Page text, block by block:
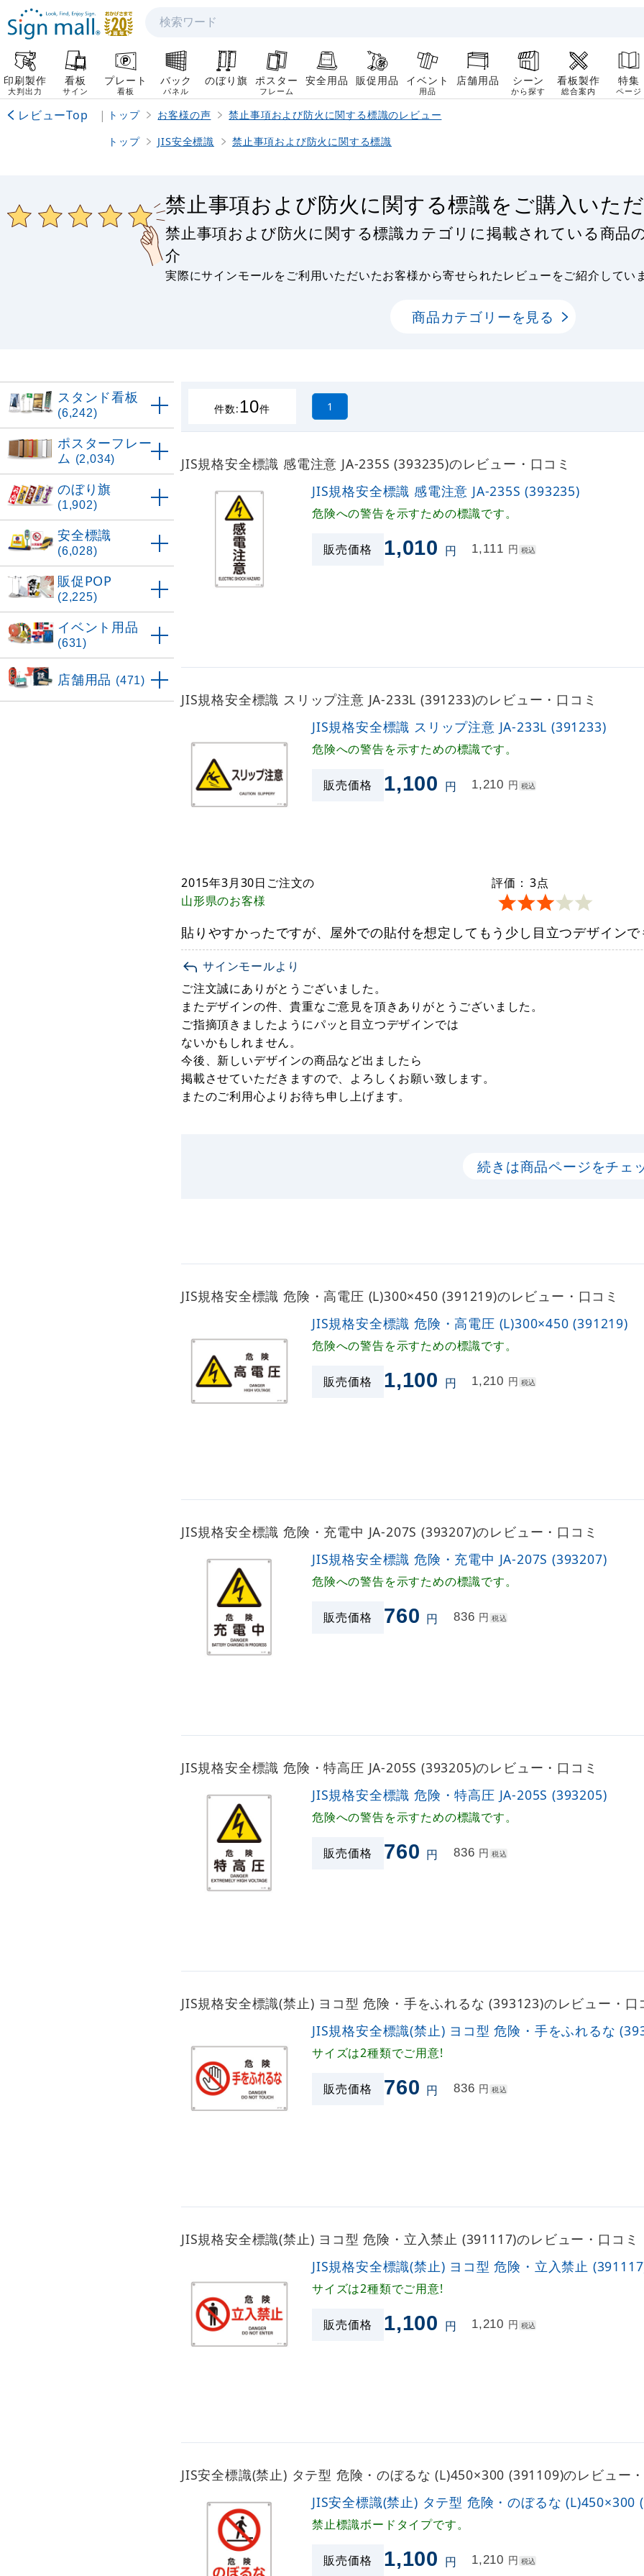
検索
印刷製作
大判出力
看板
サイン
プレート
看板
バック
パネル
のぼり旗 ポスター
フレーム
安全用品 販促用品 イベント
用品
店舗用品 シーン
から探す
看板製作
総合案内
特集
ページ
レビューTop | トップ お客様の声
禁止事項および防火に関する標識のレビュー
トップ
JIS安全標識 禁止事項および防火に関する標識
禁止事項および防火に関する標識をご購入いた
禁止事項および防火に関する標識カテゴリに掲載されている商品
介
実際にサインモールをご利用いただいたお客様から寄せられたレビューをご紹介してい
商品カテゴリーを見る
件数:10件 1
JIS規格安全標識 感電注意 JA-235S (393235)のレビュー・口コミ
JIS規格安全標識 感電注意 JA-235S (393235)
危険への警告を示すための標識です。
販売価格 1,010 円 1,111 円 税込
JIS規格安全標識 スリップ注意 JA-233L (391233)のレビュー・口コミ
JIS規格安全標識 スリップ注意 JA-233L (391233)
危険への警告を示すための標識です。
販売価格 1,100 円 1,210 円 税込
2015年3月30日 ご注文の
山形県のお客様
評価： 3点
貼りやすかったですが、屋外での貼付を想定してもう少し目立つデザイン
サインモールより
ご注文誠にありがとうございました。
またデザインの件、貴重なご意見を頂きありがとうございました。
ご指摘頂きましたようにパッと目立つデザインでは
ないかもしれません。
今後、新しいデザインの商品など出ましたら
掲載させていただきますので、よろしくお願い致します。
またのご利用心よりお待ち申し上げます。
続きは商品ページをチェ
JIS規格安全標識 危険・高電圧 (L)300×450 (391219)のレビュー・口コミ
JIS規格安全標識 危険・高電圧 (L)300×450 (391219)
危険への警告を示すための標識です。
販売価格 1,100 円 1,210 円 税込
JIS規格安全標識 危険・充電中 JA-207S (393207)のレビュー・口コミ
JIS規格安全標識 危険・充電中 JA-207S (393207)
危険への警告を示すための標識です。
販売価格 760 円 836 円 税込
JIS規格安全標識 危険・特高圧 JA-205S (393205)のレビュー・口コミ
JIS規格安全標識 危険・特高圧 JA-205S (393205)
危険への警告を示すための標識です。
販売価格 760 円 836 円 税込
JIS規格安全標識(禁止) ヨコ型 危険・手をふれるな (393123)のレビュー・口
JIS規格安全標識(禁止) ヨコ型 危険・手をふれるな
サイズは2種類でご用意!
販売価格 760 円 836 円 税込
JIS規格安全標識(禁止) ヨコ型 危険・立入禁止 (391117)のレビュー・口コミ
JIS規格安全標識(禁止) ヨコ型 危険・立入禁止
サイズは2種類でご用意!
販売価格 1,100 円 1,210 円 税込
JIS安全標識(禁止) タテ型 危険・のぼるな (L)450×300 (391109)のレビュー
JIS安全標識(禁止) タテ型 危険・のぼるな (L)450×300
禁止標識ボードタイプです。
販売価格 1,100 円 1,210 円 税込
スタンド看板
(6,242)
ポスターフレー
ム (2,034)
のぼり旗
(1,902)
安全標識
(6,028)
販促POP
(2,225)
イベント用品
(631)
店舗用品 (471)